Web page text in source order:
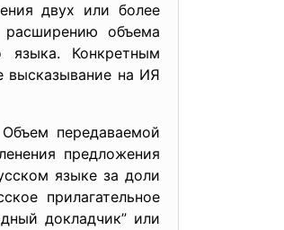
двух или более
объема
языка. Конкретным
высказывание на ИЯ
передаваемой
предложения
языке за доли
прилагательное
докладчик” или